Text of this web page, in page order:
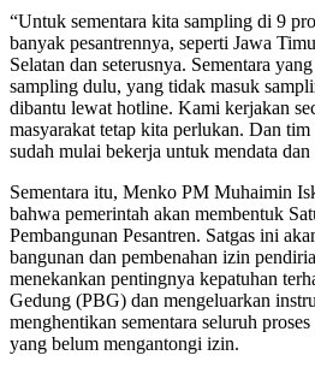
“Untuk sementara kita sampling di 9
banyak pesantrennya, seperti Jawa
Selatan dan seterusnya. Sementara
sampling dulu, yang tidak masuk
dibantu lewat hotline. Kami kerjakan
masyarakat tetap kita perlukan. Dan
sudah mulai bekerja untuk mendata
Sementara itu, Menko PM Muhaimin
bahwa pemerintah akan membentuk
Pembangunan Pesantren. Satgas ini
bangunan dan pembenahan izin
menekankan pentingnya kepatuhan
Gedung (PBG) dan mengeluarkan
menghentikan sementara seluruh
yang belum mengantongi izin.